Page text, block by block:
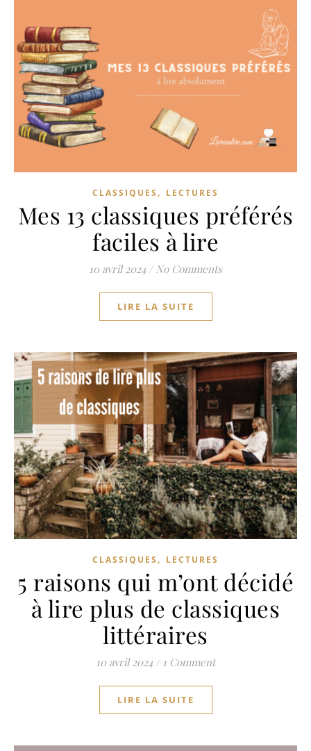
CLASSIQUES , LECTURES
Mes 13 classiques préférés
faciles à lire
10 avril 2024 / No Comments
LIRE LA SUITE
CLASSIQUES , LECTURES
5 raisons qui m’ont décidé
à lire plus de classiques
littéraires
10 avril 2024 / 1 Comment
LIRE LA SUITE